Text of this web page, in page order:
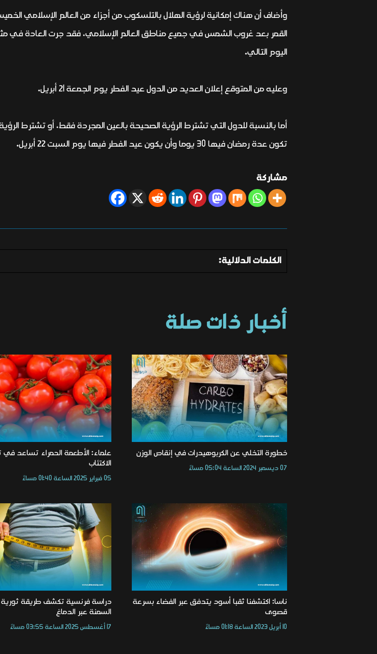
القمر بعد غروب الشمس في جميع مناطق العالم الإسلامي، فقد جرت العادة في
اليوم التالي.
وعليه من المتوقع إعلان العديد من الدول عيد الفطر يوم الجمعة 21 أبريل.
أما بالنسبة للدول التي تشترط الرؤية الصحيحة بالعين المجردة فقط، أو تشترط
تكون عدة رمضان فيها 30 يوما وأن يكون عيد الفطر فيها يوم السبت 22 أبريل.
مشاركة
الكلمات الدلالية:
أخبار ذات صلة
خطورة التخلي عن الكربوهيدرات في إنقاص الوزن
07 ديسمبر 2024 الساعة 05:04 مساءً
علماء: الأطعمة الحمراء تساعد
الاكتئاب
05 فبراير 2025 الساعة 01:40 مساءً
ناسا: اكتشفنا ثقبا أسود يتدفق عبر الفضاء بسرعة
قصوى
10 أبريل 2023 الساعة 01:18 مساءً
دراسة فرنسية تكشف طريقة ثورية
السمنة عبر الدماغ
17 أغسطس 2025 الساعة 03:55 مساءً